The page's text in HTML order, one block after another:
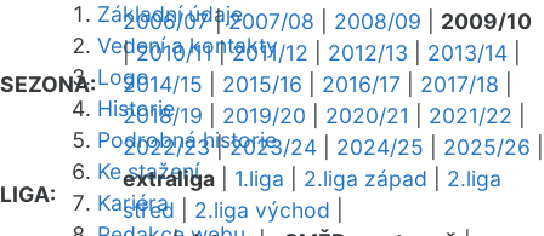
Základní údaje
Vedení a kontakty
Logo
Historie
Podrobná historie
Ke stažení
Kariéra
SEZONA:
2006/07|2007/08 2008/09
2009/10
|2010/11|2011/12 2012/13 2013/14
2014/15
2015/16 2016/17 2017/18
2018/19
2019/20 2020/21 2021/22
2022/23|2023/24 2024/25 2025/26
LIGA:
extraliga 1.liga 2.liga západ
2.liga
střed
2.liga východ